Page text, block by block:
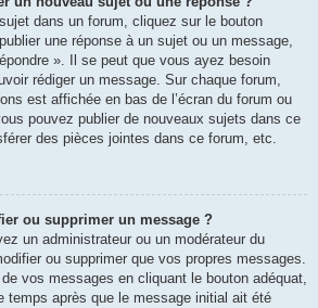
dans un forum, cliquez sur le bouton
une réponse à un sujet ou un message,
». Il se peut que vous ayez besoin
rédiger un message. Sur chaque forum,
est affichée en bas de l’écran du forum ou
pouvez publier de nouveaux sujets dans ce
des pièces jointes dans ce forum, etc.
ou supprimer un message ?
un administrateur ou un modérateur du
ou supprimer que vos propres messages.
vos messages en cliquant le bouton adéquat,
temps après que le message initial ait été